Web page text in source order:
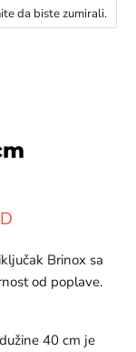
da biste zumirali.
Brinox sa
od poplave.
40 cm je